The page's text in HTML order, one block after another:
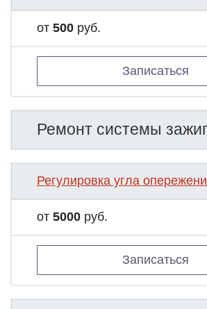
от 500 руб.
Записаться
Ремонт системы
Регулировка угла
от 5000 руб.
Записаться